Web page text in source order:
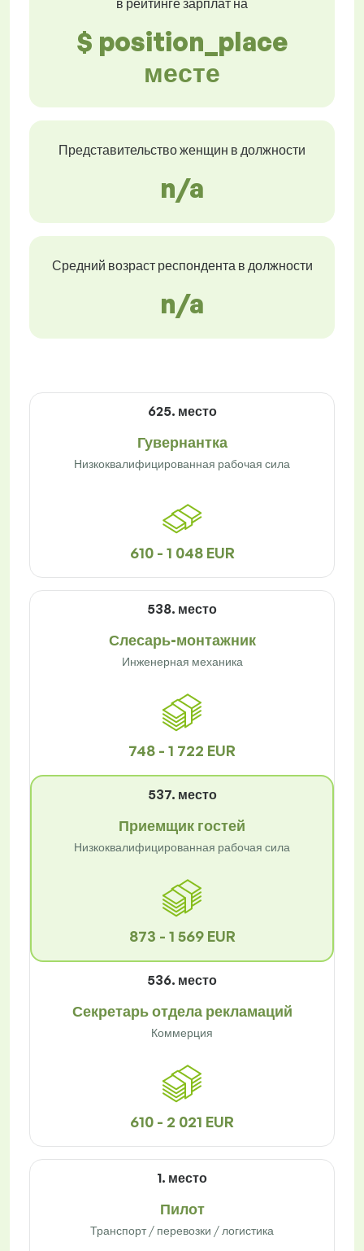
в рейтинге зарплат на
$ position_place
месте
Представительство женщин в должности
n/a
Средний возраст респондента в должности
n/a
625. место
Гувернантка
Низкоквалифицированная рабочая сила
610 - 1 048 EUR
538. место
Слесарь-монтажник
Инженерная механика
748 - 1 722 EUR
537. место
Приемщик гостей
Низкоквалифицированная рабочая сила
873 - 1 569 EUR
536. место
Секретарь отдела рекламаций
Коммерция
610 - 2 021 EUR
1. место
Пилот
Транспорт / перевозки / логистика